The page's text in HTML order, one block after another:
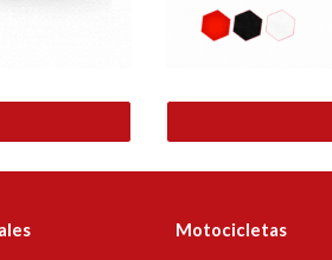
Motocicletas